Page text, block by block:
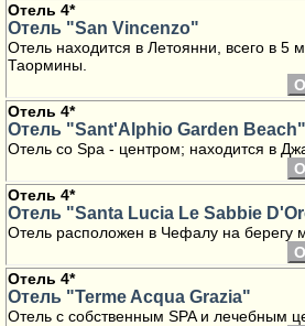
Отель 4*
Отель "San Vincenzo"
Отель находится в Летоянни, всего в 5
Таормины.
Отель 4*
Отель "Sant'Alphio Garden Beach"
Отель со Spa - центром; находится в
Отель 4*
Отель "Santa Lucia Le Sabbie
Отель расположен в Чефалу на берегу
Отель 4*
Отель "Terme Acqua Grazia"
Отель с собственным SPA и лечебным